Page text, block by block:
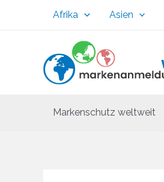
Afrika Asien
Markenschutz weltweit